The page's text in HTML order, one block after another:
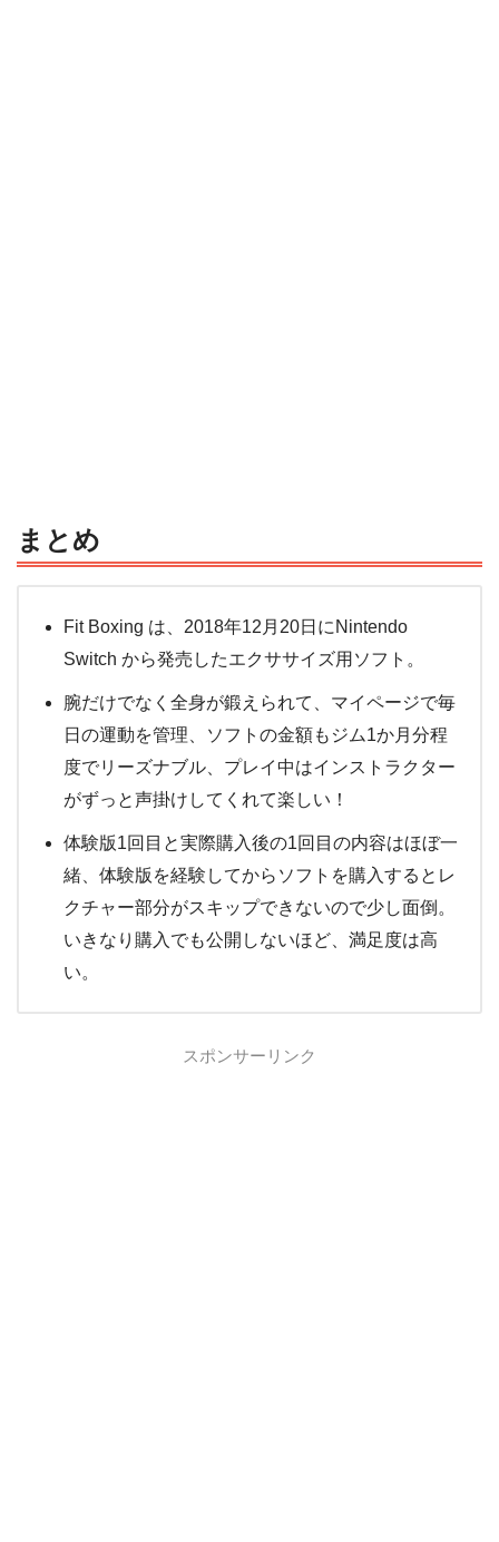
まとめ
Fit Boxing は、2018年12月20日にNintendo
Switch から発売したエクササイズ用ソフト。
腕だけでなく全身が鍛えられて、マイページで毎
日の運動を管理、ソフトの金額もジム1か月分程
度でリーズナブル、プレイ中はインストラクター
がずっと声掛けしてくれて楽しい！
体験版1回目と実際購入後の1回目の内容はほぼ一
緒、体験版を経験してからソフトを購入するとレ
クチャー部分がスキップできないので少し面倒。
いきなり購入でも公開しないほど、満足度は高
い。
スポンサーリンク